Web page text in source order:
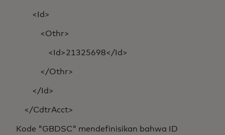
<Id>
<Othr>
<Id>21325698</Id>
</Othr>
</Id>
</CdtrAcct>
Kode "GBDSC" mendefinisikan bahwa ID